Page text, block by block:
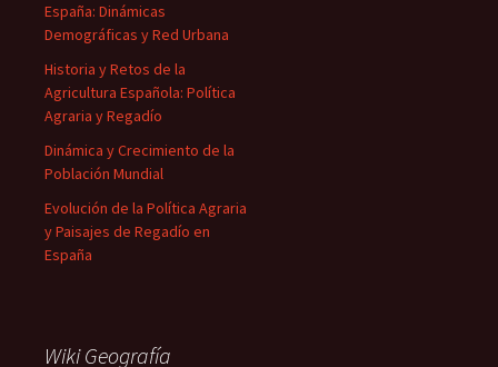
España: Dinámicas
Demográficas y Red Urbana
Historia y Retos de la
Agricultura Española: Política
Agraria y Regadío
Dinámica y Crecimiento de la
Población Mundial
Evolución de la Política Agraria
y Paisajes de Regadío en
España
Wiki Geografía